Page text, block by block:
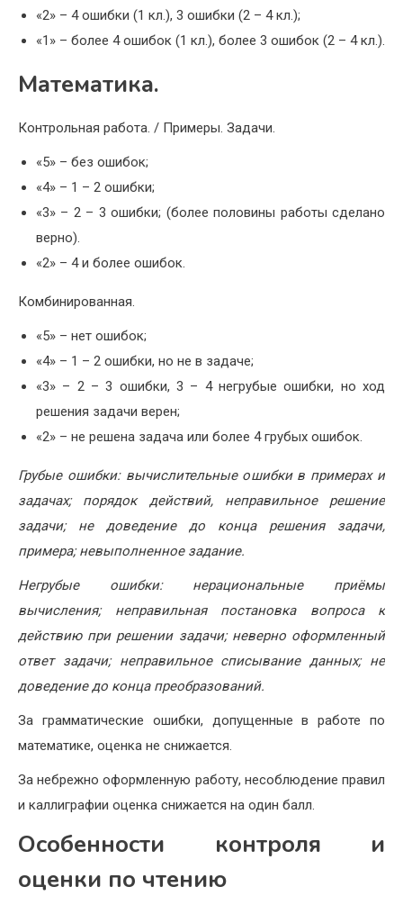
«2» – 4 ошибки (1 кл.), 3 ошибки (2 – 4 кл.);
«1» – более 4 ошибок (1 кл.), более 3 ошибок (2 – 4 кл.).
Математика.
Контрольная работа. / Примеры. Задачи.
«5» – без ошибок;
«4» – 1 – 2 ошибки;
«3» – 2 – 3 ошибки; (более половины работы сделано
верно).
«2» – 4 и более ошибок.
Комбинированная.
«5» – нет ошибок;
«4» – 1 – 2 ошибки, но не в задаче;
«3» – 2 – 3 ошибки, 3 – 4 негрубые ошибки, но ход
решения задачи верен;
«2» – не решена задача или более 4 грубых ошибок.
Грубые ошибки: вычислительные ошибки в примерах и
задачах; порядок действий, неправильное решение
задачи; не доведение до конца решения задачи,
примера; невыполненное задание.
Негрубые ошибки: нерациональные приёмы
вычисления; неправильная постановка вопроса к
действию при решении задачи; неверно оформленный
ответ задачи; неправильное списывание данных; не
доведение до конца преобразований.
За грамматические ошибки, допущенные в работе по
математике, оценка не снижается.
За небрежно оформленную работу, несоблюдение правил
и каллиграфии оценка снижается на один балл.
Особенности контроля и
оценки по чтению